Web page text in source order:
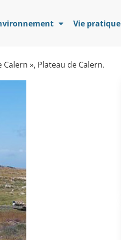
Vie pratique
Calern », Plateau de Calern.